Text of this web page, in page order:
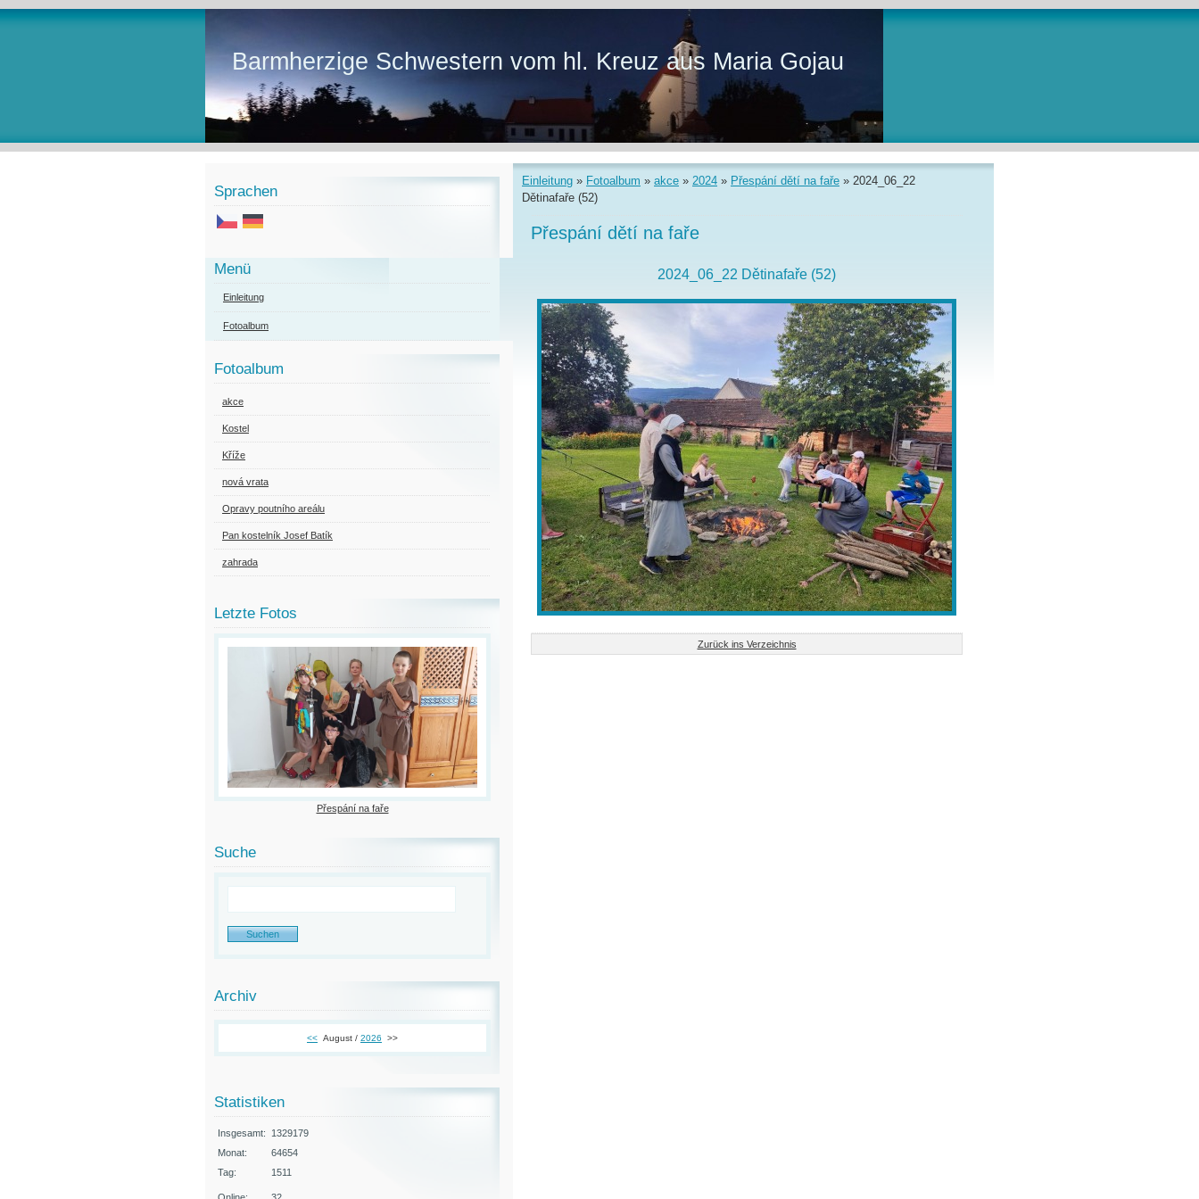
Barmherzige Schwestern vom hl. Kreuz aus Maria Gojau
Einleitung » Fotoalbum » akce » 2024 » Přespání dětí na faře » 2024_06_22
Dětinafaře (52)
Přespání dětí na faře
2024_06_22 Dětinafaře (52)
Zurück ins Verzeichnis
Sprachen
Menü
Einleitung
Fotoalbum
Fotoalbum
akce
Kostel
Kříže
nová vrata
Opravy poutního areálu
Pan kostelník Josef Batík
zahrada
Letzte Fotos
Přespání na faře
Suche
Archiv
<< August / 2026 >>
Statistiken
Insgesamt:
1329179
Monat:
64654
Tag:
1511